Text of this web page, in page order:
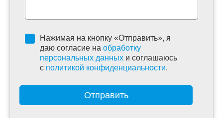
Нажимая на кнопку «Отправить», я
даю согласие на обработку
персональных данных и соглашаюсь
c политикой конфиденциальности.
Отправить